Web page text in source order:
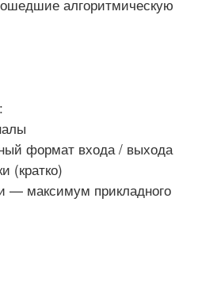
алгоритмическую
формат входа / выхода
(кратко)
— максимум прикладного